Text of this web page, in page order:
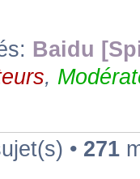
Baidu
,
• 271